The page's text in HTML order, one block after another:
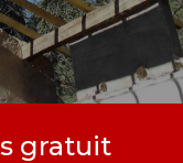
gratuit